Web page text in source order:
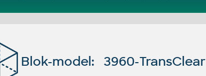
Blok-model: 3960-TransClear